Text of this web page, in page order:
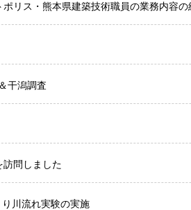
ポリス・熊本県建築技術職員の業務内容の
干潟調査
訪問しました
川流れ実験の実施